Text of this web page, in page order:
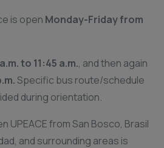
is open Monday-Friday from
to 11:45 a.m., and then again
Specific bus route/schedule
during orientation.
UPEACE from San Bosco, Brasil
and surrounding areas is